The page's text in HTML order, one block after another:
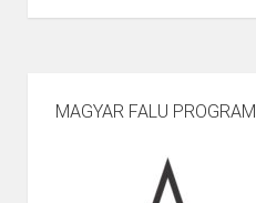
MAGYAR FALU PROGRAM